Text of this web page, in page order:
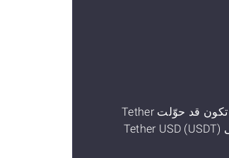
ثم قم بالإيداع، وهكذا تكون قد حوّلت Tether
USD (USDT) ETH إلى Tether USD (USDT)